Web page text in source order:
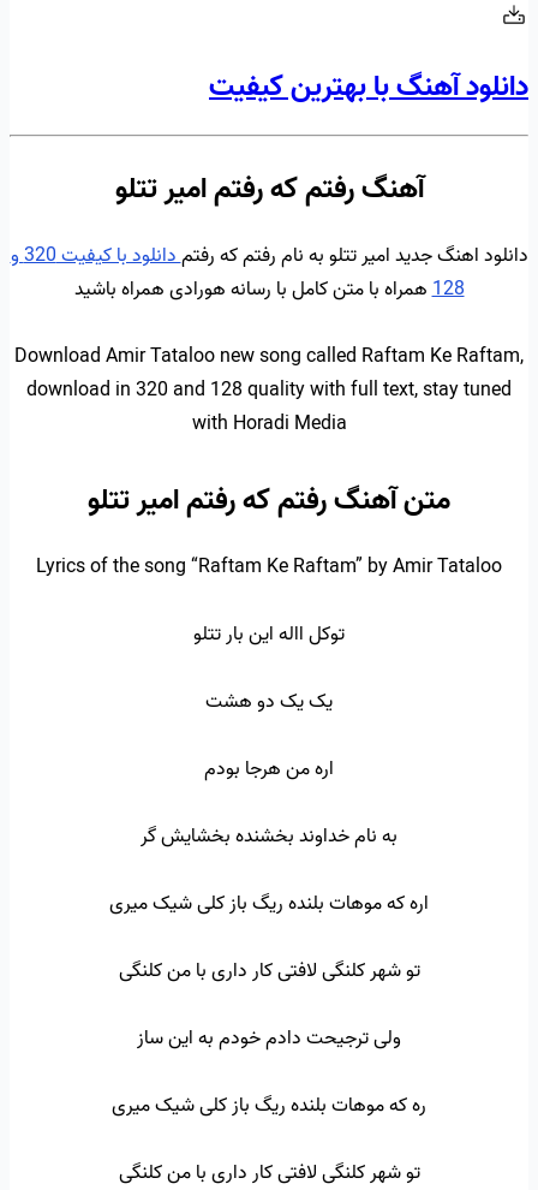
دانلود آهنگ با بهترین کیفیت
آهنگ رفتم که رفتم امیر تتلو
دانلود اهنگ جدید امیر تتلو به نام رفتم که رفتم
دانلود با کیفیت 320 و
128همراه با متن کامل با رسانه هورادی همراه باشید
Download Amir Tataloo new song called Raftam Ke Raftam,
download in 320 and 128 quality with full text, stay tuned
with Horadi Media
متن آهنگ رفتم که رفتم امیر تتلو
Lyrics of the song “Raftam Ke Raftam” by Amir Tataloo
توکل االه این بار تتلو
یک یک دو هشت
اره من هرجا بودم
به نام خداوند بخشنده بخشایش گر
اره که موهات بلنده ریگ باز کلی شیک میری
تو شهر کلنگی لافتی کار داری با من کلنگی
ولی ترجیحت دادم خودم به این ساز
ره که موهات بلنده ریگ باز کلی شیک میری
تو شهر کلنگی لافتی کار داری با من کلنگی